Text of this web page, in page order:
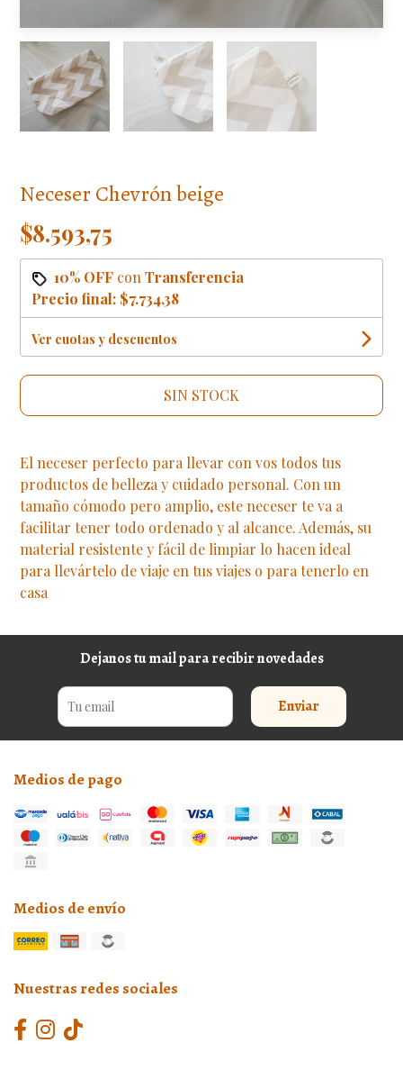
Neceser Chevrón beige
$8.593,75
10% OFF conTransferencia
Precio final: $7.734,38
Ver cuotas y descuentos
SIN STOCK
El neceser perfecto para llevar con vos todos tus
productos de belleza y cuidado personal. Con un
tamaño cómodo pero amplio, este neceser te va a
facilitar tener todo ordenado y al alcance. Además, su
material resistente y fácil de limpiar lo hacen ideal
para llevártelo de viaje en tus viajes o para tenerlo en
casa
Dejanos tu mail para recibir novedades
Enviar
Medios de pago
Medios de envío
Nuestras redes sociales